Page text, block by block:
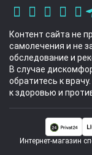
Контент сайта не
самолечения и не
обследование и
В случае
обратитесь к
к здоровью и
Интернет-магазин